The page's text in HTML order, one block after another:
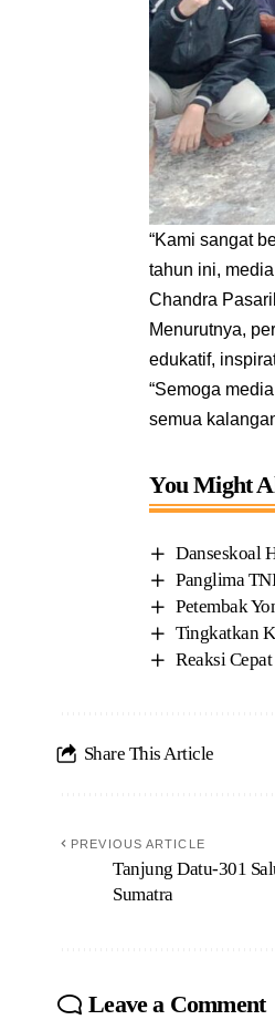
“Kami sangat
tahun ini,
Chandra
Menurutnya,
edukatif,
“Semoga
semua
You Might
Danseskoal
Panglima
Petembak
Tingkatkan
Reaksi
Share This Article
PREVIOUS ARTICLE
Tanjung Datu-301
Sumatra
Leave a Comment